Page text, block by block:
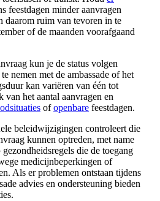
feestdagen minder aanvragen
daarom ruim van tevoren in te
of de maanden voorafgaand
kun je de status volgen
nemen met de ambassade of het
kan variëren van één tot
het aantal aanvragen en
ofopenbare feestdagen.
beleidwijzigingen controleert die
kunnen optreden, met name
die de toegang
medicijnbeperkingen of
Als er problemen ontstaan tijdens
advies en ondersteuning bieden